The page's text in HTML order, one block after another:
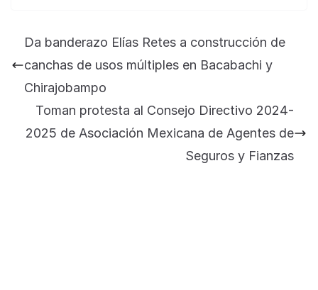
Da banderazo Elías Retes a construcción de
canchas de usos múltiples en Bacabachi y
Chirajobampo
Toman protesta al Consejo Directivo 2024-
2025 de Asociación Mexicana de Agentes de
Seguros y Fianzas
Jose Felix Gomez Anduro rector de la UTE
Universidad Tecnológica de Etchojoa
presente en la conferencia del gobernador
de Sonora Dr. Alfonso Durazo se esperan
importantes anuncios en el tema de salud
para la Universidad y para el municipio